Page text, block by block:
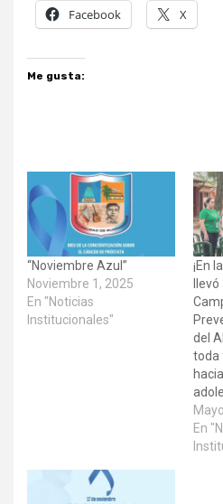
Facebook X
Me gusta:
“Noviembre Azul”
Noviembre 1, 2025
En "Noticias
Institucionales"
¡En
del
toda
En